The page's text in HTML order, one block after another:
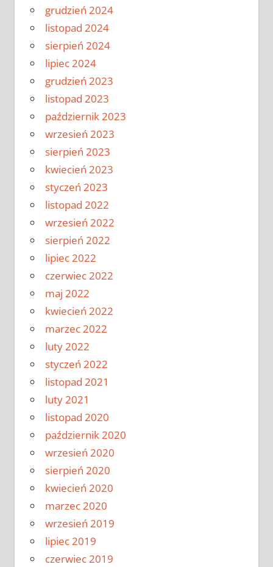
grudzień 2024
listopad 2024
sierpień 2024
lipiec 2024
grudzień 2023
listopad 2023
październik 2023
wrzesień 2023
sierpień 2023
kwiecień 2023
styczeń 2023
listopad 2022
wrzesień 2022
sierpień 2022
lipiec 2022
czerwiec 2022
maj 2022
kwiecień 2022
marzec 2022
luty 2022
styczeń 2022
listopad 2021
luty 2021
listopad 2020
październik 2020
wrzesień 2020
sierpień 2020
kwiecień 2020
marzec 2020
wrzesień 2019
lipiec 2019
czerwiec 2019